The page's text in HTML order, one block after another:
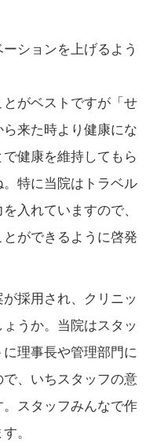
ションを上げるよう
がベストですが「せ
来た時より健康にな
健康を維持してもら
特に当院はトラベル
入れていますので、
ができるように啓発
採用され、クリニッ
うか。当院はスタッ
理事長や管理部門に
、いちスタッフの意
スタッフみんなで作
。